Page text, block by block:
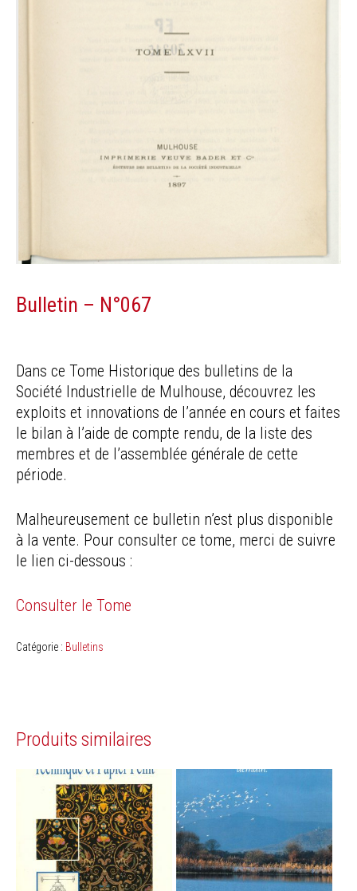
Bulletin – N°067
Dans ce Tome Historique des bulletins de la
Société Industrielle de Mulhouse, découvrez les
exploits et innovations de l’année en cours et faites
le bilan à l’aide de compte rendu, de la liste des
membres et de l’assemblée générale de cette
période.
Malheureusement ce bulletin n’est plus disponible
à la vente. Pour consulter ce tome, merci de suivre
le lien ci-dessous :
Consulter le Tome
Catégorie : Bulletins
Produits similaires